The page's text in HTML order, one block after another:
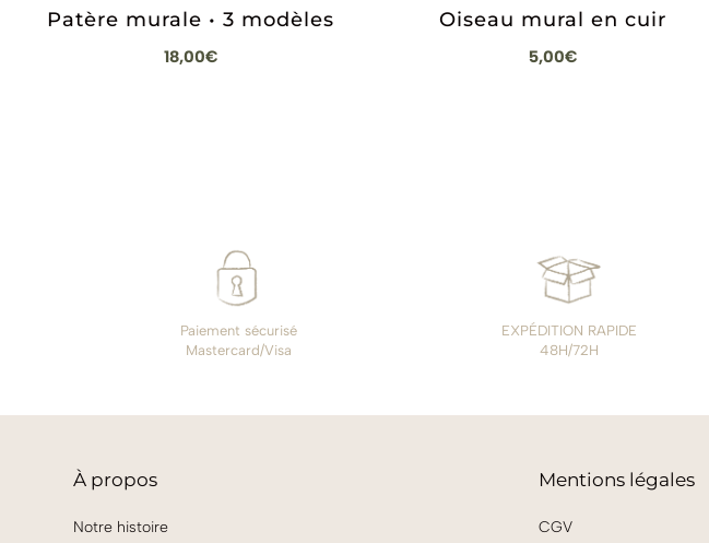
Patère murale • 3 modèles
18,00€
Oiseau mural en cuir
5,00€
Paiement sécurisé
Mastercard/Visa
EXPÉDITION RAPIDE
48H/72H
À propos
Notre histoire
Mentions légales
CGV